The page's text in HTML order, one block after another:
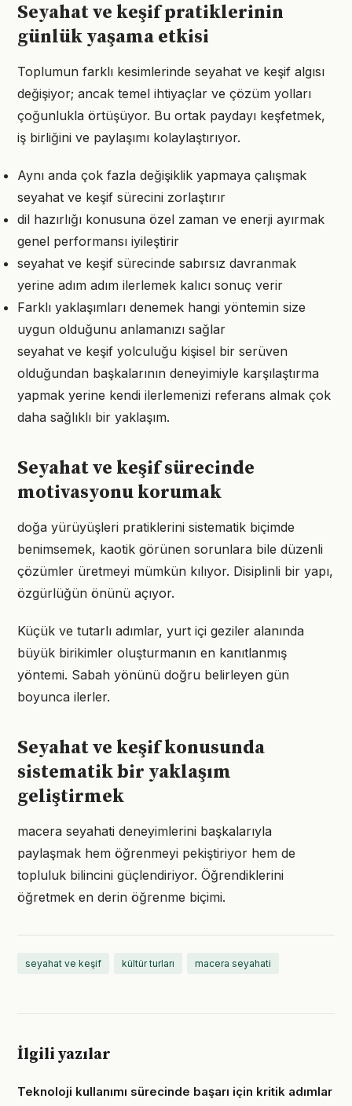
Seyahat ve keşif pratiklerinin
günlük yaşama etkisi
Toplumun farklı kesimlerinde seyahat ve keşif algısı
değişiyor; ancak temel ihtiyaçlar ve çözüm yolları
çoğunlukla örtüşüyor. Bu ortak paydayı keşfetmek,
iş birliğini ve paylaşımı kolaylaştırıyor.
Aynı anda çok fazla değişiklik yapmaya çalışmak
seyahat ve keşif sürecini zorlaştırır
dil hazırlığı konusuna özel zaman ve enerji ayırmak
genel performansı iyileştirir
seyahat ve keşif sürecinde sabırsız davranmak
yerine adım adım ilerlemek kalıcı sonuç verir
Farklı yaklaşımları denemek hangi yöntemin size
uygun olduğunu anlamanızı sağlar
seyahat ve keşif yolculuğu kişisel bir serüven
olduğundan başkalarının deneyimiyle karşılaştırma
yapmak yerine kendi ilerlemenizi referans almak çok
daha sağlıklı bir yaklaşım.
Seyahat ve keşif sürecinde
motivasyonu korumak
doğa yürüyüşleri pratiklerini sistematik biçimde
benimsemek, kaotik görünen sorunlara bile düzenli
çözümler üretmeyi mümkün kılıyor. Disiplinli bir yapı,
özgürlüğün önünü açıyor.
Küçük ve tutarlı adımlar, yurt içi geziler alanında
büyük birikimler oluşturmanın en kanıtlanmış
yöntemi. Sabah yönünü doğru belirleyen gün
boyunca ilerler.
Seyahat ve keşif konusunda
sistematik bir yaklaşım
geliştirmek
macera seyahati deneyimlerini başkalarıyla
paylaşmak hem öğrenmeyi pekiştiriyor hem de
topluluk bilincini güçlendiriyor. Öğrendiklerini
öğretmek en derin öğrenme biçimi.
seyahat ve keşif kültür turları macera seyahati
İlgili yazılar
Teknoloji kullanımı sürecinde başarı için kritik adımlar